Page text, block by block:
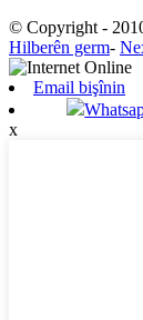
© Copyright -
Hilberên germ-
Email bişînin
x